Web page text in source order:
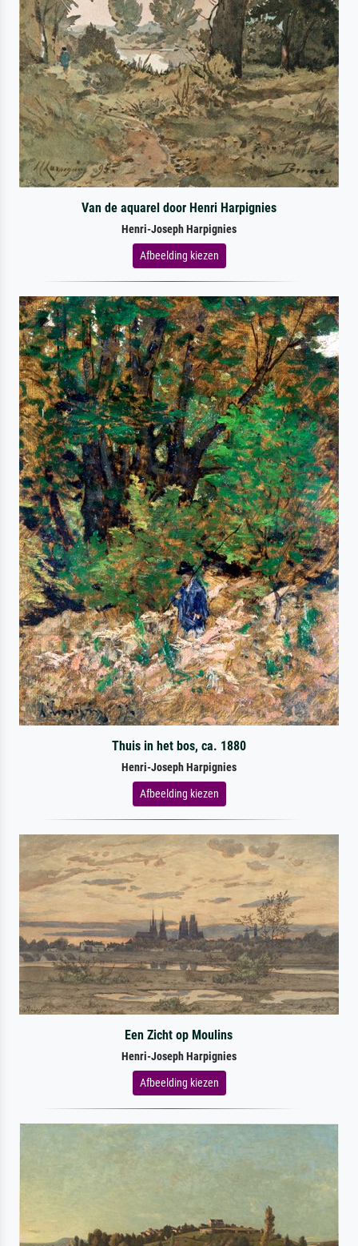
Van de aquarel door Henri Harpignies
Henri-Joseph Harpignies
Afbeelding kiezen
Thuis in het bos, ca. 1880
Henri-Joseph Harpignies
Afbeelding kiezen
Een Zicht op Moulins
Henri-Joseph Harpignies
Afbeelding kiezen